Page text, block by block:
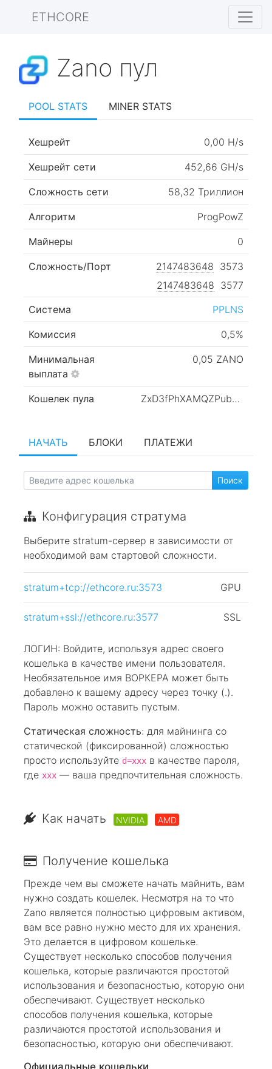
ETHCORE
Zano пул
НАЧАТЬ БЛОКИ ПЛАТЕЖИ
Конфигурация стратума
Выберите stratum-сервер в зависимости от
необходимой вам стартовой сложности.
stratum+tcp://ethcore.ru:3573 GPU
stratum+ssl://ethcore.ru:3577 SSL
ЛОГИН: Войдите, используя адрес своего
кошелька в качестве имени пользователя.
Необязательное имя ВОРКЕРА может быть
добавлено к вашему адресу через точку (.).
Пароль можно оставить пустым.
Статическая сложность: для майнинга со
статической (фиксированной) сложностью
просто используйте d=xxx в качестве пароля,
где xxx — ваша предпочтительная сложность.
Как начать NVIDIA AMD
Получение кошелька
Прежде чем вы сможете начать майнить, вам
нужно создать кошелек. Несмотря на то что
Zano является полностью цифровым активом,
вам все равно нужно место для их хранения.
Это делается в цифровом кошельке.
Существует несколько способов получения
кошелька, которые различаются простотой
использования и безопасностью, которую они
обеспечивают. Существует несколько
способов получения кошелька, которые
различаются простотой использования и
безопасностью, которую они обеспечивают.
POOL STATS MINER STATS
Хешрейт 0,00 H/s
Хешрейт сети 452,66 GH/s
Сложность сети 58,32 Триллион
Алгоритм ProgPowZ
Майнеры 0
Сложность/Порт 2147483648 3573
2147483648 3577
Система PPLNS
Комиссия 0,5%
Минимальная
выплата
0,05 ZANO
Кошелек пула ZxD3fPhXAMQZPub4EPc71PMsivLqnBehXKooLZtvDvhhBaHNBhUyArWE6c7Nh3hJS5T2bkMxzpf8xazegoSj37zr1w7FdbgLb